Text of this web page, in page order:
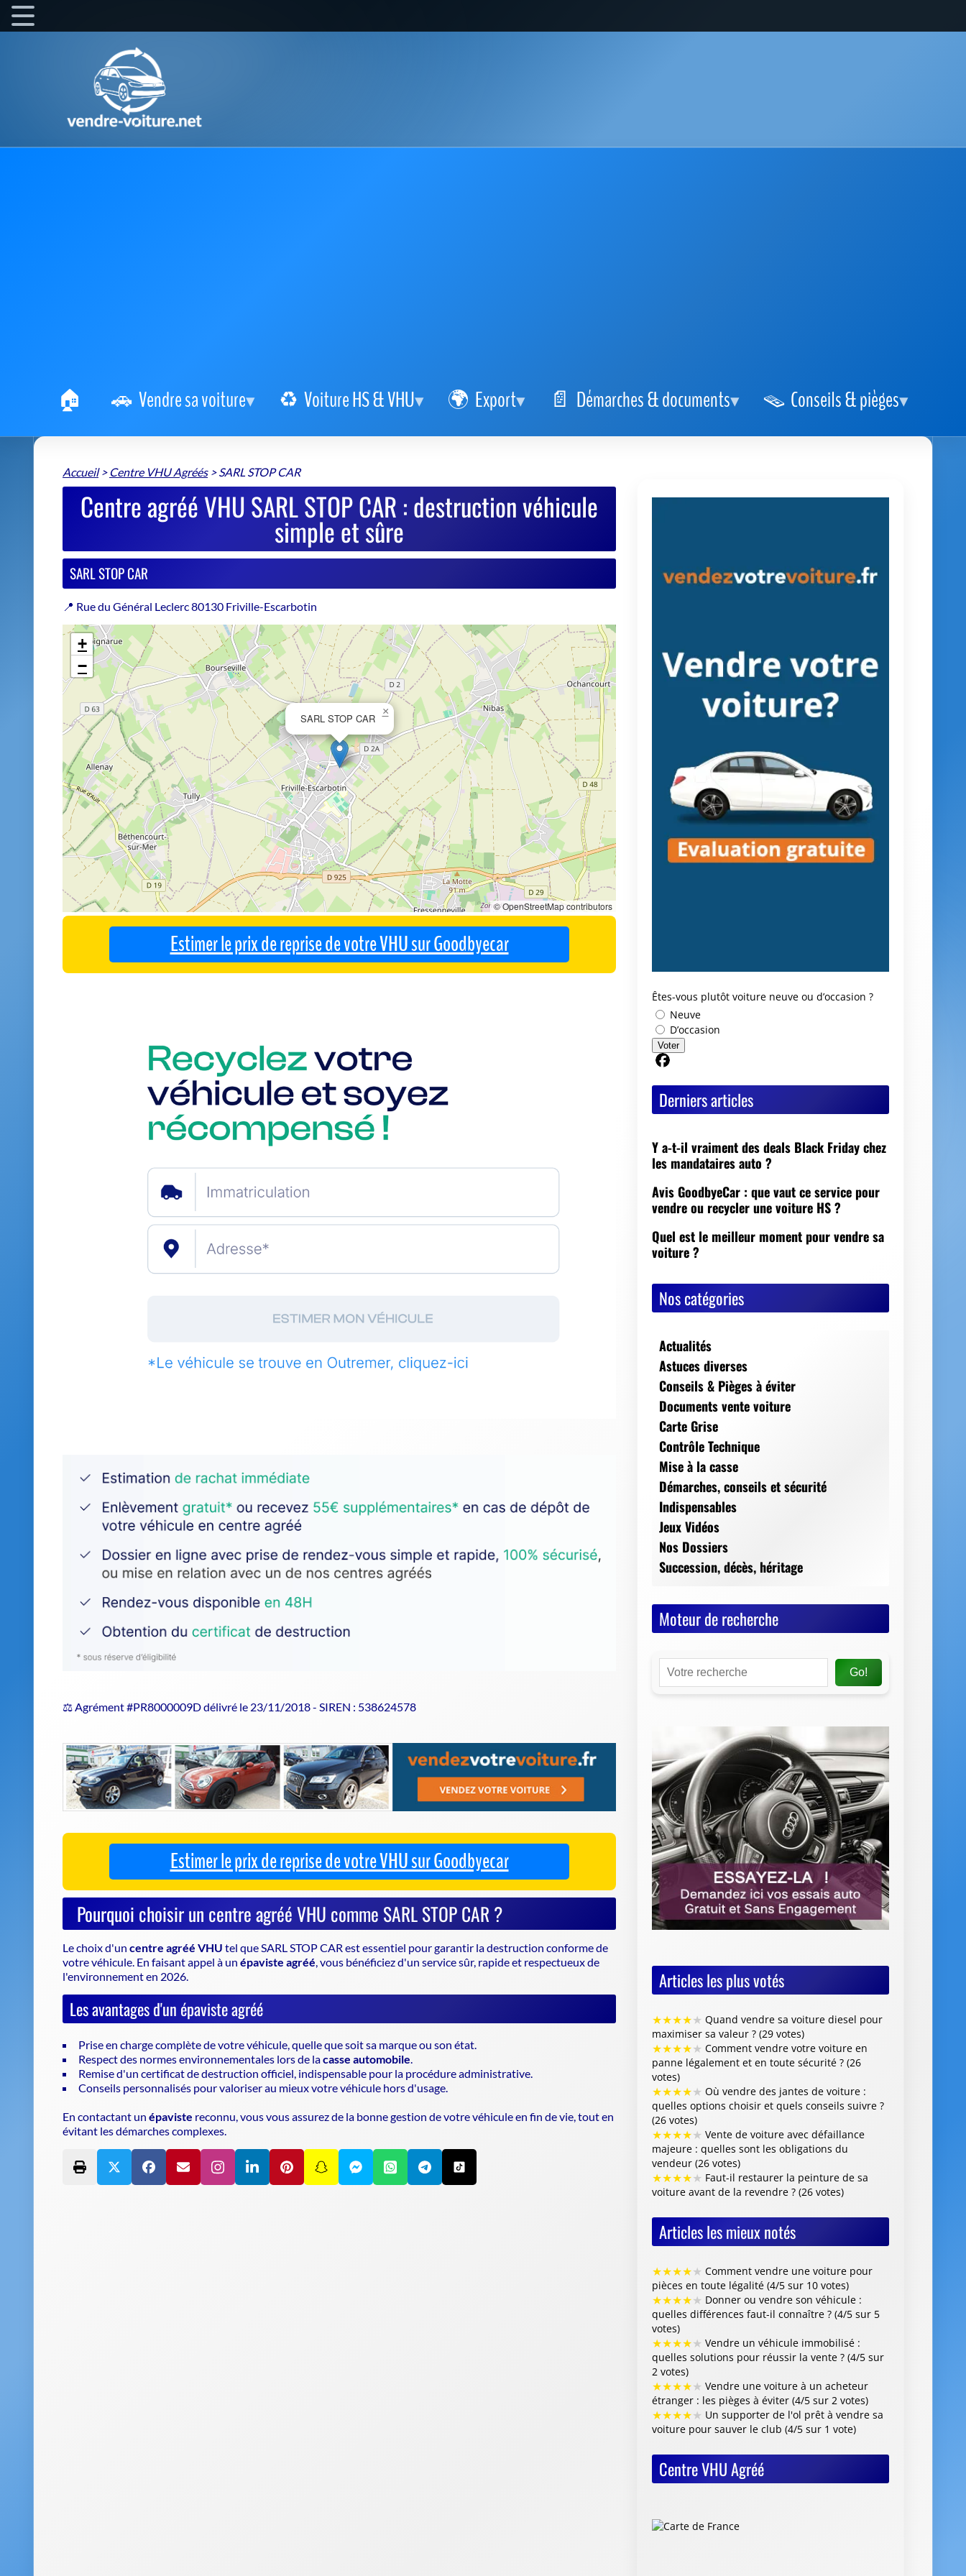
Vendre sa voiture Voiture HS & VHU Export Démarches & documents Conseils & pièges
Accueil> Centre VHU Agréés>SARL STOP CAR
Centre agréé VHU SARL STOP CAR : destruction véhicule
simple et sûre
SARL STOP CAR
📍 Rue du Général Leclerc 80130 Friville-Escarbotin
SARL STOP CAR
×
+
−
© OpenStreetMap contributors
Estimer le prix de reprise de votre VHU sur Goodbyecar
⚖️ Agrément #PR8000009D délivré le 23/11/2018 - SIREN : 538624578
Estimer le prix de reprise de votre VHU sur Goodbyecar
Pourquoi choisir un centre agréé VHU comme SARL STOP CAR ?
Le choix d'un centre agréé VHU tel que SARL STOP CAR est essentiel pour garantir ladestruction conforme de
votre véhicule. En faisant appel à un épaviste agréé, vous bénéficiez d'un service sûr, rapide et respectueux de
l'environnement en 2026.
Les avantages d'un épaviste agréé
Prise en charge complète de votre véhicule, quelle que soit sa marque ou son état.
Respect des normes environnementales lors de lacasse automobile.
Remise d'un certificat de destruction officiel, indispensable pour la procédure administrative.
Conseils personnalisés pour valoriser au mieux votre véhicule hors d'usage.
En contactant un épaviste reconnu, vous vous assurez de la bonne gestion de votre véhicule en fin de vie, tout en
évitant les démarches complexes.
Êtes-vous plutôt voiture neuve ou d’occasion ?
Neuve
D’occasion
Voter
Derniers articles
Y a-t-il vraiment des deals Black Friday chez
les mandataires auto ?
Avis GoodbyeCar : que vaut ce service pour
vendre ou recycler une voiture HS ?
Quel est le meilleur moment pour vendre sa
voiture ?
Nos catégories
Actualités
Astuces diverses
Conseils & Pièges à éviter
Documents vente voiture
Carte Grise
Contrôle Technique
Mise à la casse
Démarches, conseils et sécurité
Indispensables
Jeux Vidéos
Nos Dossiers
Succession, décès, héritage
Moteur de recherche
Go!
Articles les plus votés
★★★★★ Quand vendre sa voiture diesel pour
maximiser sa valeur ? (29 votes)
★★★★★ Comment vendre votre voiture en
panne légalement et en toute sécurité ? (26
votes)
★★★★★ Où vendre des jantes de voiture :
quelles options choisir et quels conseils suivre ?
(26 votes)
★★★★★ Vente de voiture avec défaillance
majeure : quelles sont les obligations du
vendeur (26 votes)
★★★★★ Faut-il restaurer la peinture de sa
voiture avant de la revendre ? (26 votes)
Articles les mieux notés
★★★★★ Comment vendre une voiture pour
pièces en toute légalité (4/5 sur 10 votes)
★★★★★ Donner ou vendre son véhicule :
quelles différences faut-il connaître ? (4/5 sur 5
votes)
★★★★★ Vendre un véhicule immobilisé :
quelles solutions pour réussir la vente ? (4/5 sur
2 votes)
★★★★★ Vendre une voiture à un acheteur
étranger : les pièges à éviter (4/5 sur 2 votes)
★★★★★ Un supporter de l'ol prêt à vendre sa
voiture pour sauver le club (4/5 sur 1 vote)
Centre VHU Agréé